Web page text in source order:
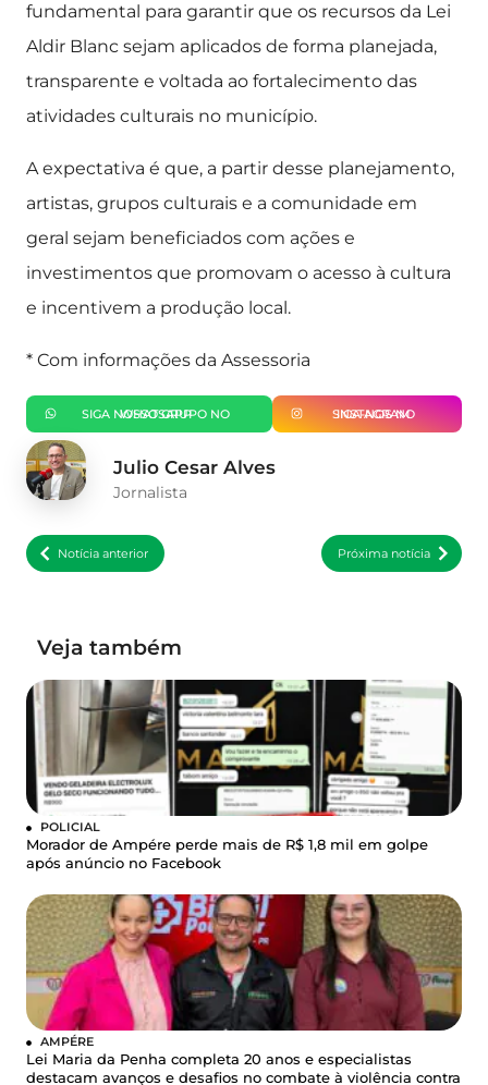
fundamental para garantir que os recursos da Lei
Aldir Blanc sejam aplicados de forma planejada,
transparente e voltada ao fortalecimento das
atividades culturais no município.
A expectativa é que, a partir desse planejamento,
artistas, grupos culturais e a comunidade em
geral sejam beneficiados com ações e
investimentos que promovam o acesso à cultura
e incentivem a produção local.
* Com informações da Assessoria
SIGA NOSSO GRUPO NO WHATSAPP SIGA-NOS NO INSTAGRAM
Julio Cesar Alves
Jornalista
Notícia anterior Próxima notícia
Veja também
POLICIAL
Morador de Ampére perde mais de R$ 1,8 mil em golpe
após anúncio no Facebook
AMPÉRE
Lei Maria da Penha completa 20 anos e especialistas
destacam avanços e desafios no combate à violência contra